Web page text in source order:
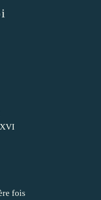
fois